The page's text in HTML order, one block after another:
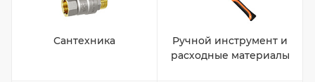
Сантехника
Ручной инструмент и
расходные материалы